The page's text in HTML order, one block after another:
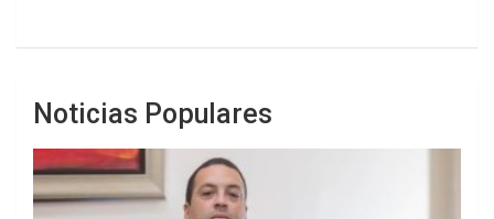
Noticias Populares